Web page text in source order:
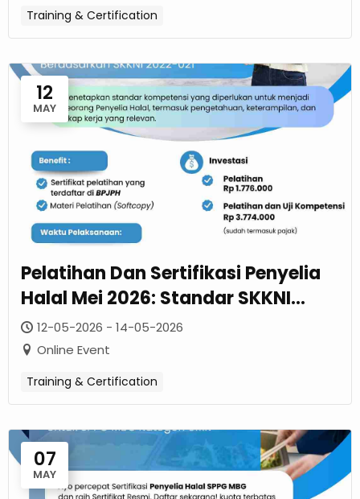
Training & Certification
12
MAY
Pelatihan Dan Sertifikasi Penyelia
Halal Mei 2026: Standar SKKNI
2022-021
12-05-2026 - 14-05-2026
Online Event
Training & Certification
07
MAY